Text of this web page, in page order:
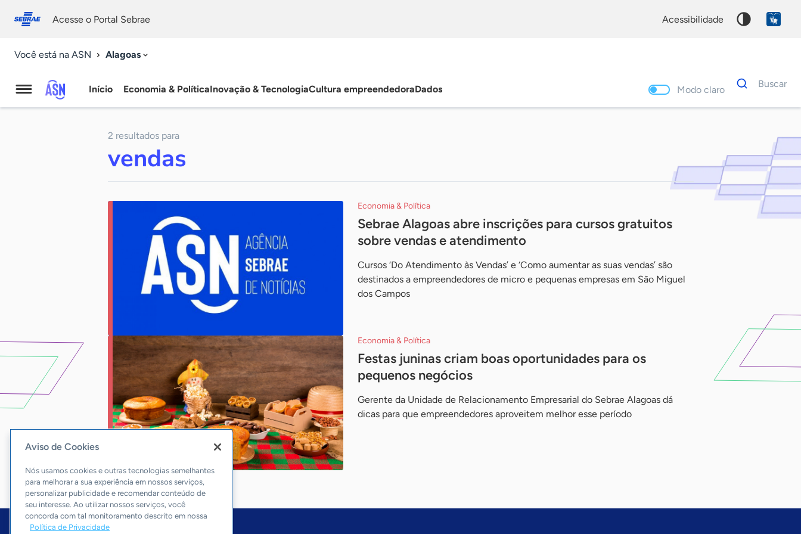
conosco
Acesse o Portal Sebrae acessibilidade
Você está na ASN Alagoas
Agência
Notícias
Início Economia & PolíticaInovação & TecnologiaCultura empreendedoraDados Modo claro
Dados
para
Buscar
2 resultados para
vendas
Economia & Política
Sebrae Alagoas abre inscrições para cursos gratuitos
sobre vendas e atendimento
Cursos ‘Do Atendimento às Vendas’ e ‘Como aumentar as suas vendas’ são
destinados a empreendedores de micro e pequenas empresas em São Miguel
dos Campos
Economia & Política
Festas juninas criam boas oportunidades para os
pequenos negócios
Gerente da Unidade de Relacionamento Empresarial do Sebrae Alagoas dá
dicas para que empreendedores aproveitem melhor esse período
Aviso de Cookies
Nós usamos cookies e outras tecnologias semelhantes
para melhorar a sua experiência em nossos serviços,
personalizar publicidade e recomendar conteúdo de
seu interesse. Ao utilizar nossos serviços, você
concorda com tal monitoramento descrito em nossa
Política de Privacidade